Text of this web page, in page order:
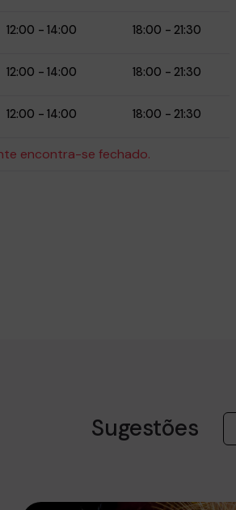
12:00 - 14:00 18:00 - 21:30
12:00 - 14:00 18:00 - 21:30
12:00 - 14:00 18:00 - 21:30
encontra-se fechado.
Sugestões